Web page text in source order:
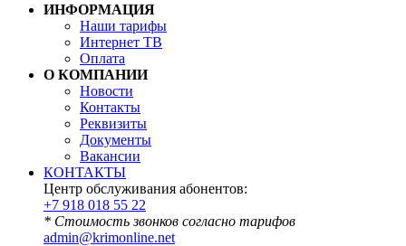
ИНФОРМАЦИЯ
Наши тарифы
Интернет ТВ
Оплата
О КОМПАНИИ
Новости
Контакты
Реквизиты
Документы
Вакансии
КОНТАКТЫ
Центр обслуживания абонентов:
+7 918 018 55 22
* Стоимость звонков согласно тарифов
admin@krimonline.net